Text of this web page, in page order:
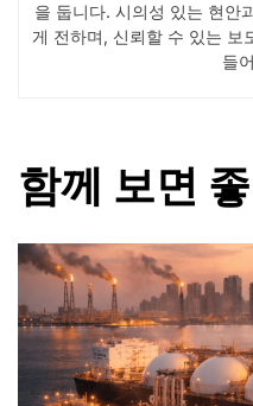
을 둡니다. 시의성 있는 현안
게 전하며, 신뢰할 수 있는 보
들
함께 보면